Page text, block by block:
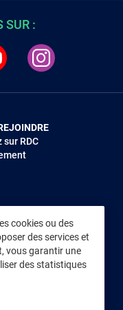
cookies ou des
des services et
vous garantir une
des statistiques
SUR :
sur RDC